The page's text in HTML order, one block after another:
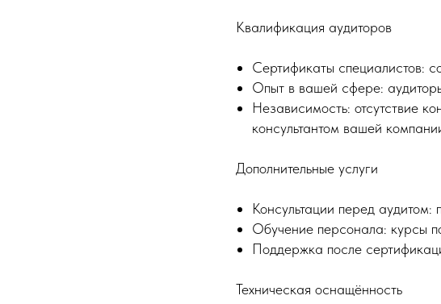
Квалификация аудиторов
Сертификаты специалистов:
Опыт в вашей сфере:
Независимость: отсутствие
консультантом вашей
Дополнительные услуги
Консультации перед аудитом:
Обучение персонала: курсы
Поддержка после
Техническая оснащённость